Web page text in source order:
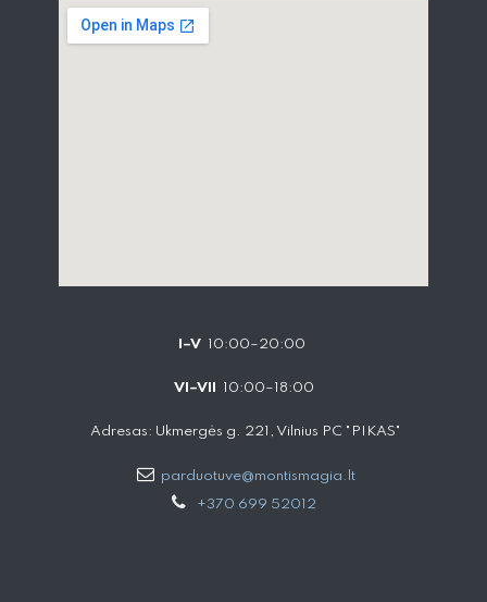
I–V 10:00–20:00
VI–VII 10:00–18:00
Adresas: Ukmergės g. 221, Vilnius PC "PIKAS"
parduotuve@montismagia.lt
+370 699 52012